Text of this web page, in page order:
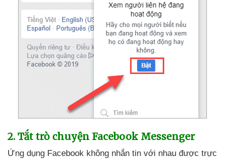
2. Tắt trò chuyện Facebook Messenger
Ứng dụng Facebook không nhắn tin với nhau được trực